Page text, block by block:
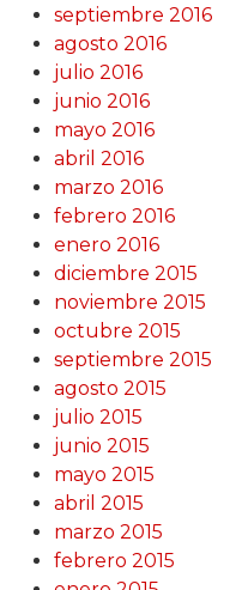
septiembre 2016
agosto 2016
julio 2016
junio 2016
mayo 2016
abril 2016
marzo 2016
febrero 2016
enero 2016
diciembre 2015
noviembre 2015
octubre 2015
septiembre 2015
agosto 2015
julio 2015
junio 2015
mayo 2015
abril 2015
marzo 2015
febrero 2015